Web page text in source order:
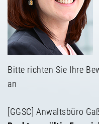
Bitte richten Sie Ihre
an
[GGSC] Anwaltsbüro